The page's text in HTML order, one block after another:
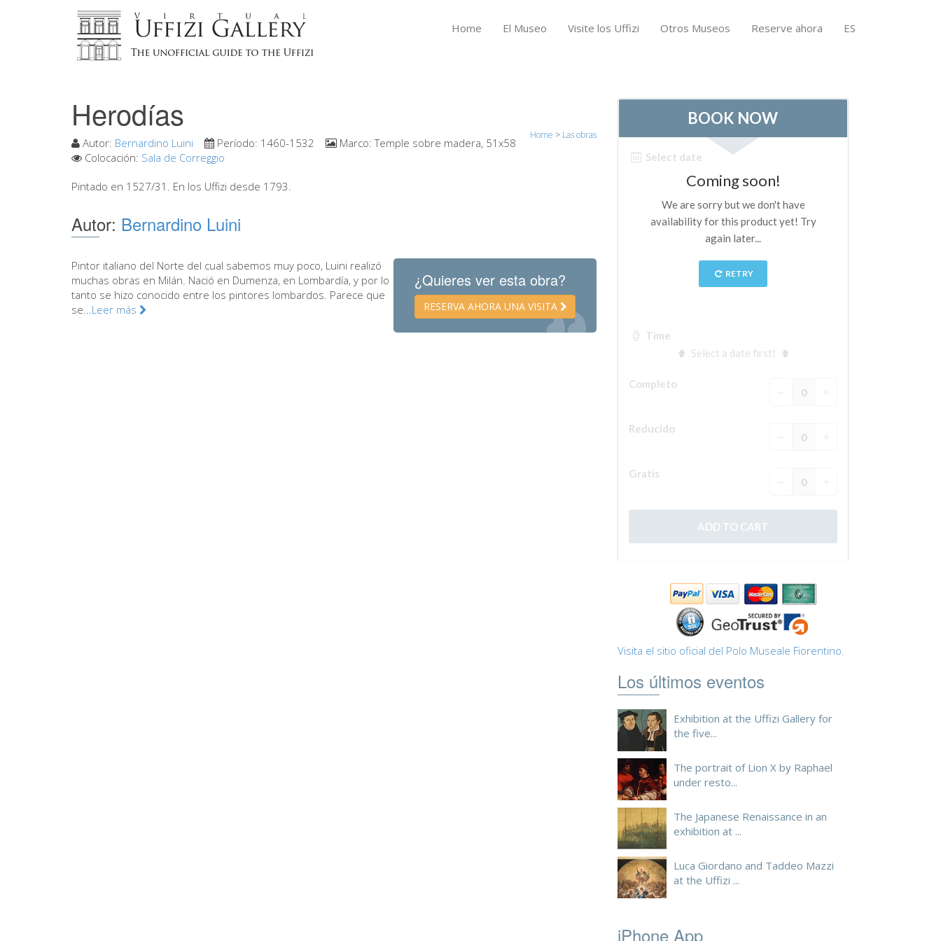
Home El Museo Visite los Uffizi Otros Museos Reserve ahora ES
Herodías
Home > Las obras
Autor: Bernardino Luini Período: 1460-1532 Marco:Temple sobre madera, 51x58
Colocación: Sala de Correggio
Pintado en 1527/31. En los Uffizi desde 1793.
Autor: Bernardino Luini
¿Quieres ver esta obra?
RESERVA AHORA UNA VISITA
Pintor italiano del Norte del cual sabemos muy poco, Luini realizó
muchas obras en Milán. Nació en Dumenza, en Lombardía, y por lo
tanto se hizo conocido entre los pintores lombardos. Parece que
se...Leer más
Visita el sitio oficial del Polo Museale Fiorentino.
Los últimos eventos
Exhibition at the Uffizi Gallery for
the five...
The portrait of Lion X by Raphael
under resto...
The Japanese Renaissance in an
exhibition at ...
Luca Giordano and Taddeo Mazzi
at the Uffizi ...
iPhone App